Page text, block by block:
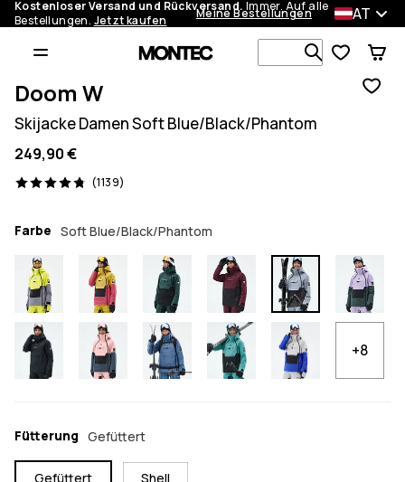
Kostenloser Versand und Rückversand. Immer. Auf alle
Bestellungen. Jetzt kaufen Meine Bestellungen AT
Doom W
Skijacke Damen Soft Blue/Black/Phantom
249,90 €
(1139)
1139 Reviews, 4.8/5
Farbe Soft Blue/Black/Phantom
+8
Fütterung Gefüttert
Gefüttert Shell